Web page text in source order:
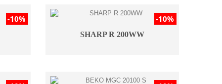
-10%
SHARP R 200WW
-10%